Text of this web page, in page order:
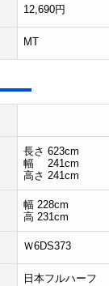
12,690円
MT
長さ 623cm
幅 241cm
高さ 241cm
幅 228cm
高 231cm
Ｗ6DS373
日本フルハーフ